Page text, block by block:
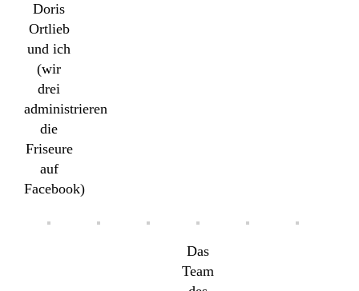
Doris
Ortlieb
und ich
(wir
drei
administrieren
die
Friseure
auf
Facebook)
Das
Team